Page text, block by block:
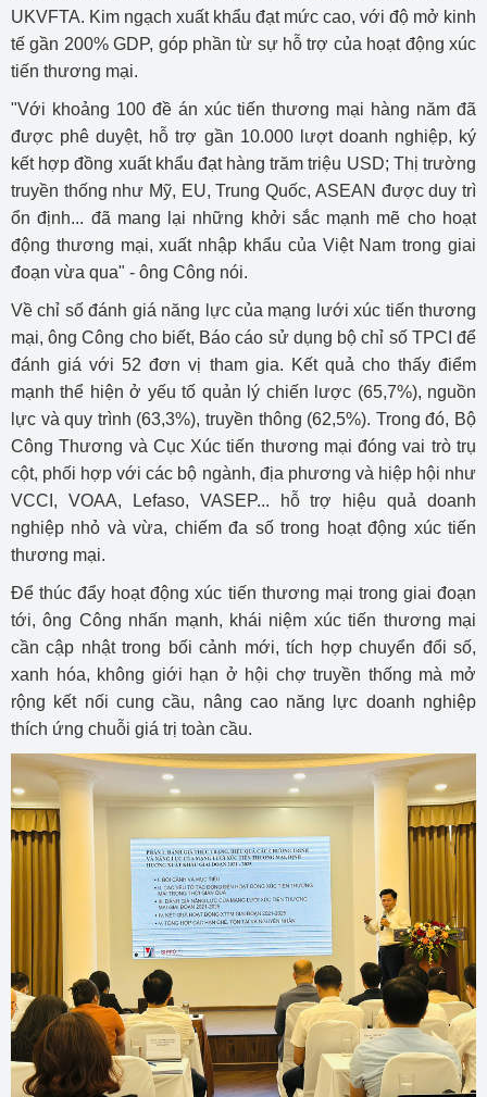
UKVFTA. Kim ngạch xuất khẩu đạt mức cao, với độ mở kinh
tế gần 200% GDP, góp phần từ sự hỗ trợ của hoạt động xúc
tiến thương mại.
"Với khoảng 100 đề án xúc tiến thương mại hàng năm đã
được phê duyệt, hỗ trợ gần 10.000 lượt doanh nghiệp, ký
kết hợp đồng xuất khẩu đạt hàng trăm triệu USD; Thị trường
truyền thống như Mỹ, EU, Trung Quốc, ASEAN được duy trì
ổn định... đã mang lại những khởi sắc mạnh mẽ cho hoạt
động thương mại, xuất nhập khẩu của Việt Nam trong giai
đoạn vừa qua" - ông Công nói.
Về chỉ số đánh giá năng lực của mạng lưới xúc tiến thương
mại, ông Công cho biết, Báo cáo sử dụng bộ chỉ số TPCI để
đánh giá với 52 đơn vị tham gia. Kết quả cho thấy điểm
mạnh thể hiện ở yếu tố quản lý chiến lược (65,7%), nguồn
lực và quy trình (63,3%), truyền thông (62,5%). Trong đó, Bộ
Công Thương và Cục Xúc tiến thương mại đóng vai trò trụ
cột, phối hợp với các bộ ngành, địa phương và hiệp hội như
VCCI, VOAA, Lefaso, VASEP... hỗ trợ hiệu quả doanh
nghiệp nhỏ và vừa, chiếm đa số trong hoạt động xúc tiến
thương mại.
Để thúc đẩy hoạt động xúc tiến thương mại trong giai đoạn
tới, ông Công nhấn mạnh, khái niệm xúc tiến thương mại
cần cập nhật trong bối cảnh mới, tích hợp chuyển đổi số,
xanh hóa, không giới hạn ở hội chợ truyền thống mà mở
rộng kết nối cung cầu, nâng cao năng lực doanh nghiệp
thích ứng chuỗi giá trị toàn cầu.